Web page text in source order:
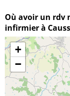
Où avoir un rdv
infirmier à
+
−